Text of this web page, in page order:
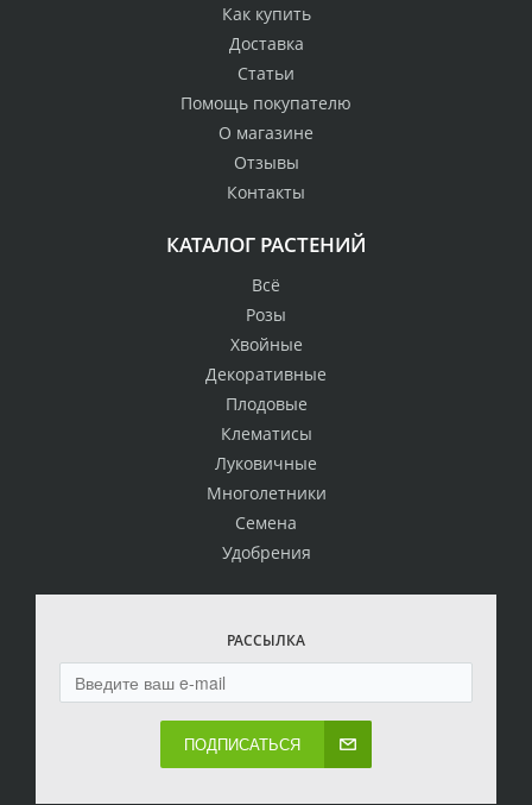
Как купить
Доставка
Статьи
Помощь покупателю
О магазине
Отзывы
Контакты
КАТАЛОГ РАСТЕНИЙ
Всё
Розы
Хвойные
Декоративные
Плодовые
Клематисы
Луковичные
Многолетники
Семена
Удобрения
РАССЫЛКА
ПОДПИСАТЬСЯ